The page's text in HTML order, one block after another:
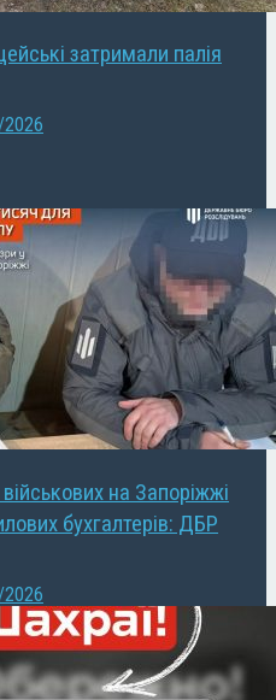
затримали палія
на Запоріжжі
бухгалтерів: ДБР